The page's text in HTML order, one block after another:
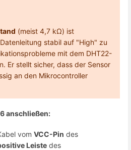
(meist 4,7 kΩ) ist
stabil auf "High" zu
mit dem DHT22-
Er stellt sicher, dass der Sensor
an den Mikrocontroller
anschließen:
vom VCC-Pin des
Leiste des